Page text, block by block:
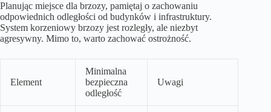
Planując miejsce dla brzozy, pamiętaj o zachowaniu
odpowiednich odległości od budynków i infrastruktury.
System korzeniowy brzozy jest rozległy, ale niezbyt
agresywny. Mimo to, warto zachować ostrożność.
Element
Minimalna
bezpieczna
odległość
Uwagi